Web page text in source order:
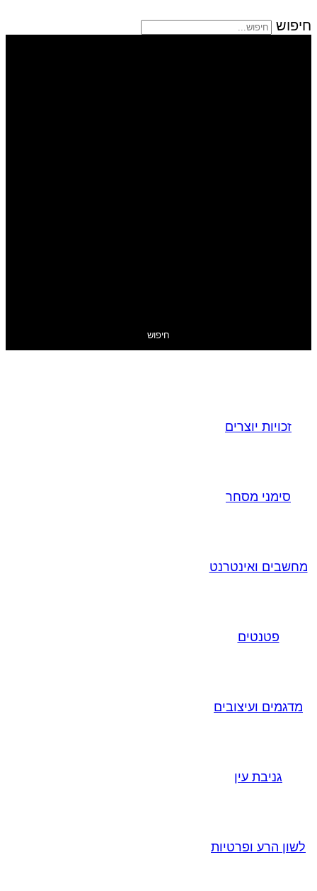
חיפוש
חיפוש
זכויות יוצרים
סימני מסחר
מחשבים ואינטרנט
פטנטים
מדגמים ועיצובים
גניבת עין
לשון הרע ופרטיות